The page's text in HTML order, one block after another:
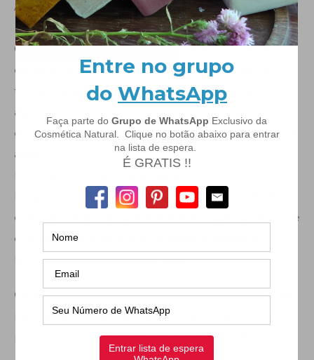
Agentes tensioactivos ou tensoativos ou surfactantes
(agentes ativos de superfície)
Os tensoativos que também podem ser chamados
de surfactante, são substâncias que diminuem a
tensão superficial e tem a capacidade de misturar a
água com óleos e com isso pode retirar a sujeira/
gordura/ óleo de uma superfície e enxágua-la com a
água.
Porque os tensoativos são moléculas longas de duas
cabeças. Uma cabeça é hidrofílica, o que significa que
é atraída para a água, e a outra extremidade é
lipofílica, que é atraído pelo óleo.
Como você sabe, água e óleo não se misturam, mas
para realizar uma limpeza precisamos deles juntos
para que possamos tirar a sujeira e enxaguá-la.